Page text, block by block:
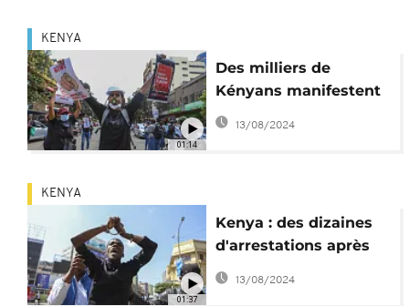
01:14
KENYA
Des milliers de
Kényans manifestent
contre les projets de
nouvelles taxes
13/08/2024
01:37
KENYA
Kenya : des dizaines
d'arrestations après
des manifestations
contre les impôts
13/08/2024